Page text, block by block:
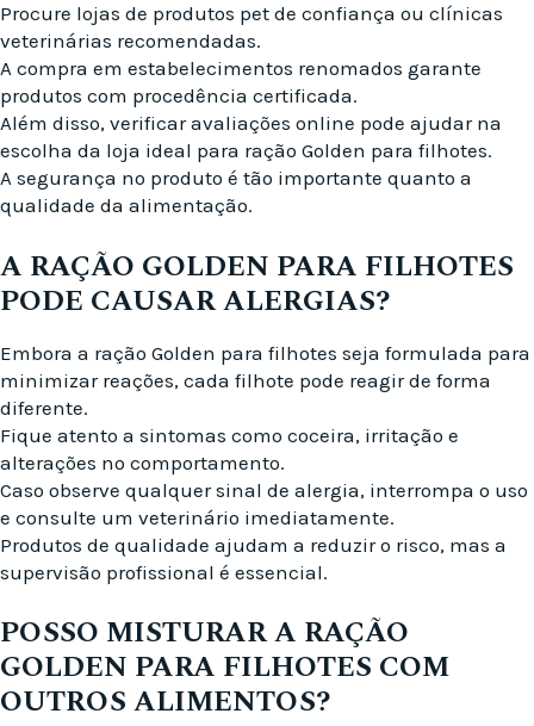
Procure lojas de produtos pet de confiança ou clínicas
veterinárias recomendadas.
A compra em estabelecimentos renomados garante
produtos com procedência certificada.
Além disso, verificar avaliações online pode ajudar na
escolha da loja ideal para ração Golden para filhotes.
A segurança no produto é tão importante quanto a
qualidade da alimentação.
A RAÇÃO GOLDEN PARA FILHOTES
PODE CAUSAR ALERGIAS?
Embora a ração Golden para filhotes seja formulada para
minimizar reações, cada filhote pode reagir de forma
diferente.
Fique atento a sintomas como coceira, irritação e
alterações no comportamento.
Caso observe qualquer sinal de alergia, interrompa o uso
e consulte um veterinário imediatamente.
Produtos de qualidade ajudam a reduzir o risco, mas a
supervisão profissional é essencial.
POSSO MISTURAR A RAÇÃO
GOLDEN PARA FILHOTES COM
OUTROS ALIMENTOS?